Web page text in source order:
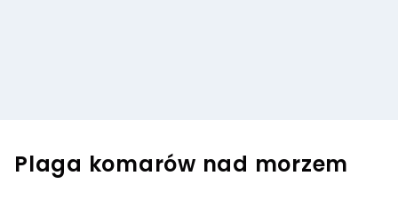
Plaga komarów nad morzem